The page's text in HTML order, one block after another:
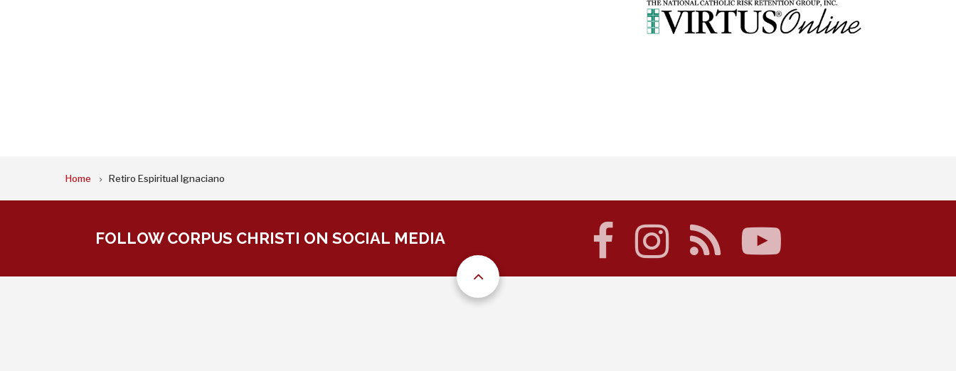
BREADCRUMB
Home Retiro Espiritual Ignaciano
FOLLOW CORPUS CHRISTI ON SOCIAL MEDIA facebook
instagram
rss youtube